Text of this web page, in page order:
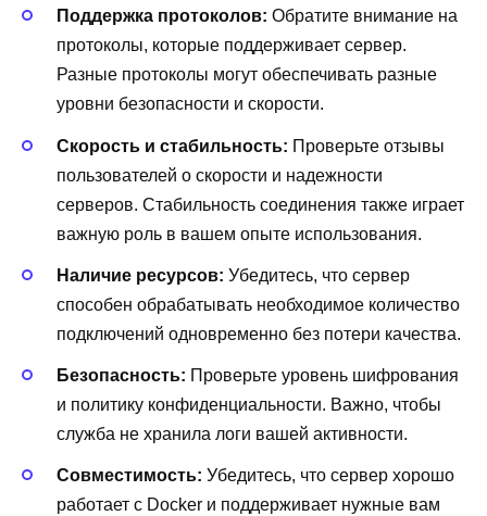
Поддержка протоколов: Обратите внимание на
протоколы, которые поддерживает сервер.
Разные протоколы могут обеспечивать разные
уровни безопасности и скорости.
Скорость и стабильность: Проверьте отзывы
пользователей о скорости и надежности
серверов. Стабильность соединения также играет
важную роль в вашем опыте использования.
Наличие ресурсов: Убедитесь, что сервер
способен обрабатывать необходимое количество
подключений одновременно без потери качества.
Безопасность: Проверьте уровень шифрования
и политику конфиденциальности. Важно, чтобы
служба не хранила логи вашей активности.
Совместимость: Убедитесь, что сервер хорошо
работает с Docker и поддерживает нужные вам